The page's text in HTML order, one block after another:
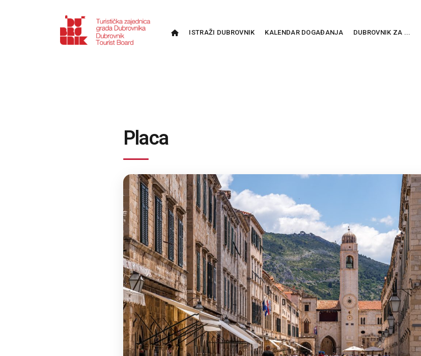
ISTRAŽI DUBROVNIK KALENDAR DOGAĐANJA DUBROVNIK ZA ...
Placa